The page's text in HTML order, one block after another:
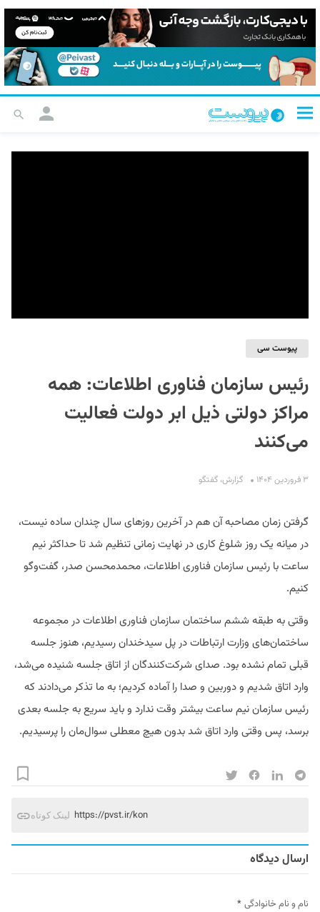
پیوست سی
رئیس سازمان فناوری اطلاعات: همه
مراکز دولتی ذیل ابر دولت فعالیت
می‌کنند
۳ فروردین ۱۴۰۴ گزارش، گفتگو
گرفتن زمان مصاحبه آن هم در آخرین روزهای سال چندان ساده نیست،
در میانه یک روز شلوغ کاری در نهایت زمانی تنظیم شد تا حداکثر نیم‌
ساعت با رئیس سازمان فناوری اطلاعات، محمدمحسن صدر، گفت‌وگو
کنیم.
وقتی به طبقه ششم ساختمان سازمان فناوری اطلاعات در مجموعه
ساختمان‌های وزارت ارتباطات در پل سیدخندان رسیدیم، هنوز جلسه
قبلی تمام نشده بود. صدای شرکت‌کنندگان از اتاق جلسه شنیده می‌شد،
وارد اتاق شدیم و دوربین و صدا را آماده کردیم؛ به ما تذکر می‌دادند که
رئیس سازمان نیم ساعت بیشتر وقت ندارد و باید سریع ‌به جلسه بعدی
برسد، پس وقتی وارد اتاق شد بدون هیچ معطلی سوال‌مان را پرسیدیم.
لینک کوتاه https://pvst.ir/kon
ارسال دیدگاه
نام و نام خانوادگی *